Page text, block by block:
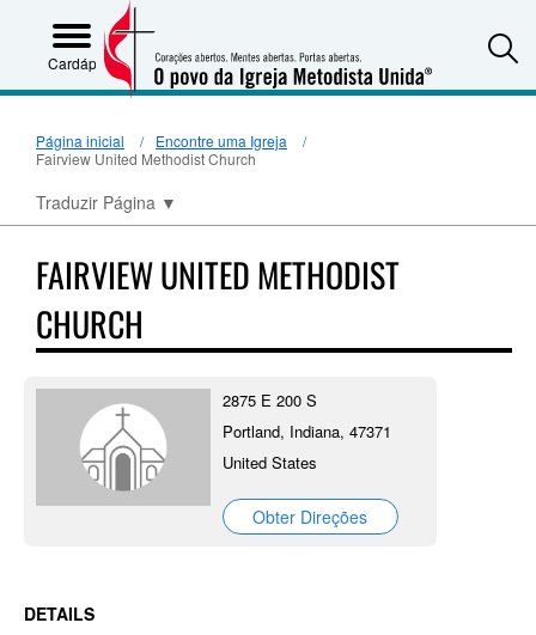
Cardápio
Página inicial
Encontre uma Igreja
Fairview United Methodist Church
Traduzir Página ▼
FAIRVIEW UNITED METHODIST
CHURCH
2875 E 200 S
Portland, Indiana, 47371
United States
Obter Direções
DETAILS